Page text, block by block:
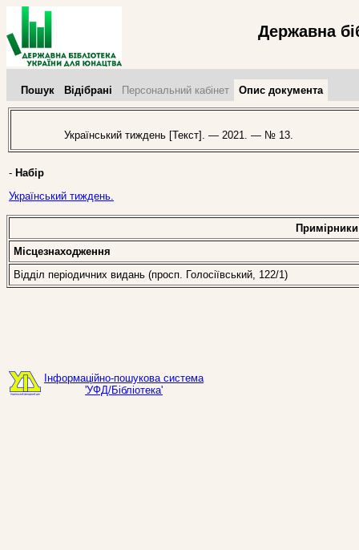
Державна
Пошук Відібрані Персональний кабінет Опис документа
Український тиждень [Текст]. — 2021. — № 13.
- Набір
Український тиждень.
Примірники
Місцезнаходження
Відділ періодичних видань (просп. Голосіївський, 122/1)
Інформаційно-пошукова система
'УФД/Бібліотека'